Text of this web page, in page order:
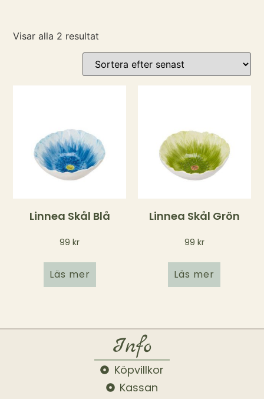
Visar alla 2 resultat
Linnea Skål Blå
99kr
Läs mer
Linnea Skål Grön
99 kr
Läs mer
Info
Köpvillkor
Kassan